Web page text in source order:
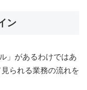
ン
」があるわけではあ
られる業務の流れを